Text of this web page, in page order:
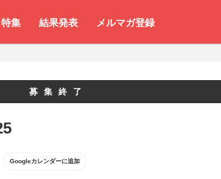
特集 結果発表 メルマガ登録
募集終了
Googleカレンダーに追加